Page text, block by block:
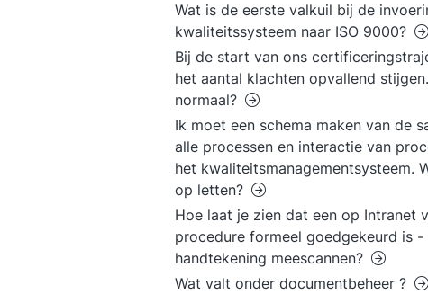
Wat is de eerste valkuil bij de
kwaliteitssysteem naar ISO 9000?
Bij de start van ons
het aantal klachten opvallend
normaal?
Ik moet een schema maken van de
alle processen en interactie van
het kwaliteitsmanagementsysteem.
op letten?
Hoe laat je zien dat een op Intranet
procedure formeel goedgekeurd is -
handtekening meescannen?
Wat valt onder documentbeheer ?